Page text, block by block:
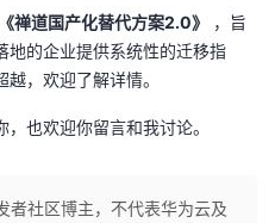
《禅道国产化替代方案2.0》
，旨
地的企业提供系统性的迁移指
，欢迎了解详情。
也欢迎你留言和我讨论。
者社区博主，不代表华为云及